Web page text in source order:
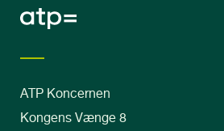
ATP Koncernen
Kongens Vænge 8